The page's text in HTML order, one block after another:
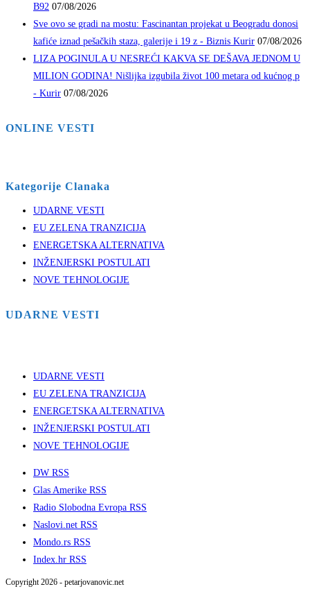
B92 07/08/2026
Sve ovo se gradi na mostu: Fascinantan projekat u Beogradu donosi
kafiće iznad pešačkih staza, galerije i 19 z - Biznis Kurir 07/08/2026
LIZA POGINULA U NESREĆI KAKVA SE DEŠAVA JEDNOM U
MILION GODINA! Nišlijka izgubila život 100 metara od kućnog p
- Kurir 07/08/2026
ONLINE VESTI
Kategorije Clanaka
UDARNE VESTI
EU ZELENA TRANZICIJA
ENERGETSKA ALTERNATIVA
INŽENJERSKI POSTULATI
NOVE TEHNOLOGIJE
UDARNE VESTI
UDARNE VESTI
EU ZELENA TRANZICIJA
ENERGETSKA ALTERNATIVA
INŽENJERSKI POSTULATI
NOVE TEHNOLOGIJE
DW RSS
Glas Amerike RSS
Radio Slobodna Evropa RSS
Naslovi.net RSS
Mondo.rs RSS
Index.hr RSS
Copyright 2026 - petarjovanovic.net